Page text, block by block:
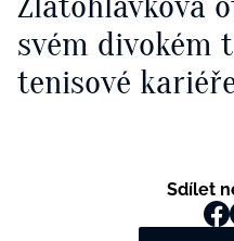
svém divokém
tenisové
Sdílet